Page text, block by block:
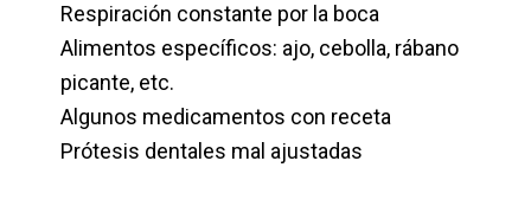
Respiración constante por la boca
Alimentos específicos: ajo, cebolla, rábano
picante, etc.
Algunos medicamentos con receta
Prótesis dentales mal ajustadas